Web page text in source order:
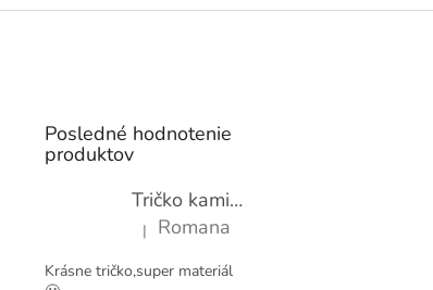
Posledné hodnotenie
produktov
Tričko kamióny pre chlapcov - novinka (98-134)
Hodnotenie produktu je 5 z 5 hviezdičiek.
| Romana
Krásne tričko,super materiál